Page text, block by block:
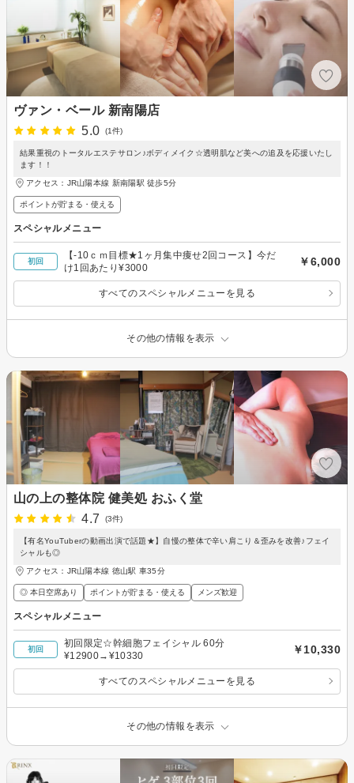
ヴァン・ベール 新南陽店
5.0
(1件)
結果重視のトータルエステサロン♪ボディメイク☆透明肌など美への追及を応援いたし
ます！！
アクセス：JR山陽本線 新南陽駅 徒歩5分
ポイントが貯まる・使える
スペシャルメニュー
初回
【-10ｃｍ目標★1ヶ月集中痩せ2回コース】今だ
け1回あたり¥3000
￥6,000
すべてのスペシャルメニューを見る
その他の情報を表示
山の上の整体院 健美処 おふく堂
4.7
(3件)
【有名YouTuberの動画出演で話題★】自慢の整体で辛い肩こり＆歪みを改善♪フェイ
シャルも◎
アクセス：JR山陽本線 徳山駅 車35分
◎ 本日空席あり ポイントが貯まる・使える メンズ歓迎
スペシャルメニュー
初回
初回限定☆幹細胞フェイシャル 60分
¥12900→¥10330
￥10,330
すべてのスペシャルメニューを見る
その他の情報を表示